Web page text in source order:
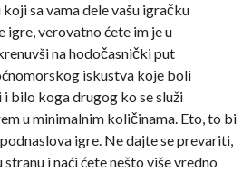
sa vama dele vašu igračku
igre, verovatno ćete im je u
na hodočasnički put
iskustva koje boli
i bilo koga drugog ko se služi
u minimalnim količinama. Eto, to bi
igre. Ne dajte se prevariti,
i naći ćete nešto više vredno